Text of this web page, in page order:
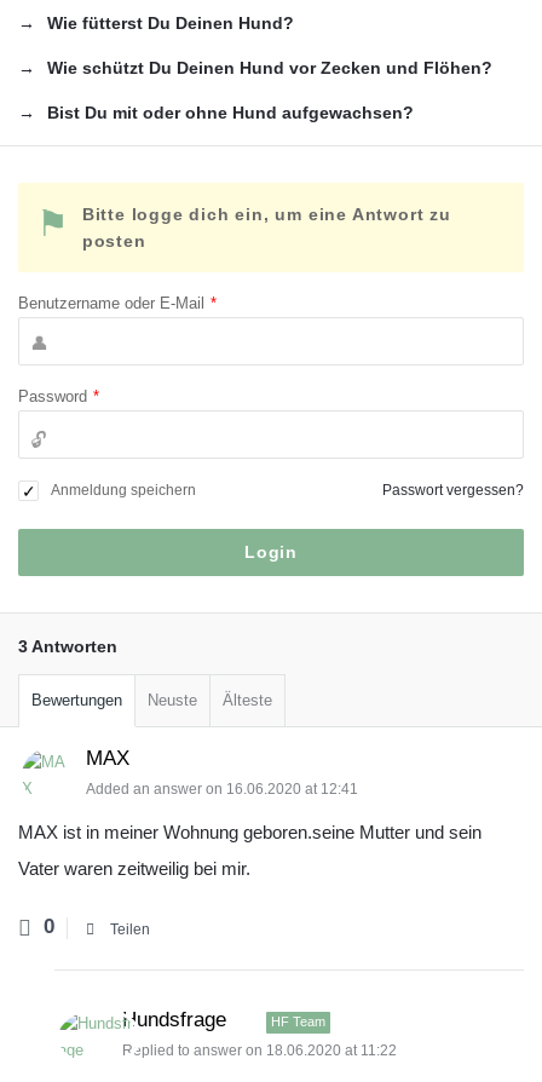
Wie fütterst Du Deinen Hund?
Wie schützt Du Deinen Hund vor Zecken und Flöhen?
Bist Du mit oder ohne Hund aufgewachsen?
Bitte logge dich ein, um eine Antwort zu
posten
Benutzername oder E-Mail *
Password *
Anmeldung speichern Passwort vergessen?
3 Antworten
Bewertungen Neuste Älteste
MAX
Added an answer on 16.06.2020 at 12:41
MAX ist in meiner Wohnung geboren.seine Mutter und sein
Vater waren zeitweilig bei mir.
0 Teilen
Hundsfrage HF Team
Replied to answer on 18.06.2020 at 11:22